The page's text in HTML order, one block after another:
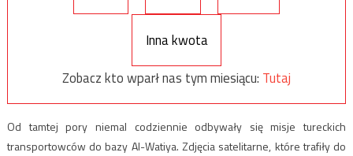
Inna kwota
Zobacz kto wparł nas tym miesiącu: Tutaj
Od tamtej pory niemal codziennie odbywały się misje tureckich
transportowców do bazy Al-Watiya. Zdjęcia satelitarne, które trafiły do